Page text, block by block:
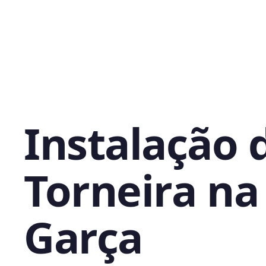
Instalação
Torneira na
Garça